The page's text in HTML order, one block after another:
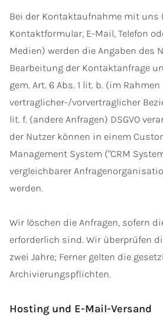
Bei der Kontaktaufnahme mit uns
Kontaktformular, E-Mail, Telefon
Medien) werden die Angaben des
Bearbeitung der Kontaktanfrage
gem. Art. 6 Abs. 1 lit. b. (im Rahmen
vertraglicher-/vorvertraglicher
lit. f. (andere Anfragen) DSGVO
der Nutzer können in einem
Management System ("CRM
vergleichbarer
werden.
Wir löschen die Anfragen, sofern
erforderlich sind. Wir überprüfen
zwei Jahre; Ferner gelten die
Archivierungspflichten.
Hosting und E-Mail-Versand